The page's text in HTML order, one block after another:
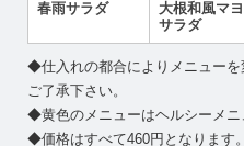
春雨サラダ
大根和風マヨ
サラダ
◆仕入れの都合によりメニュー
ご了承下さい。
◆黄色のメニューはヘルシーメニ
◆価格はすべて460円となります。